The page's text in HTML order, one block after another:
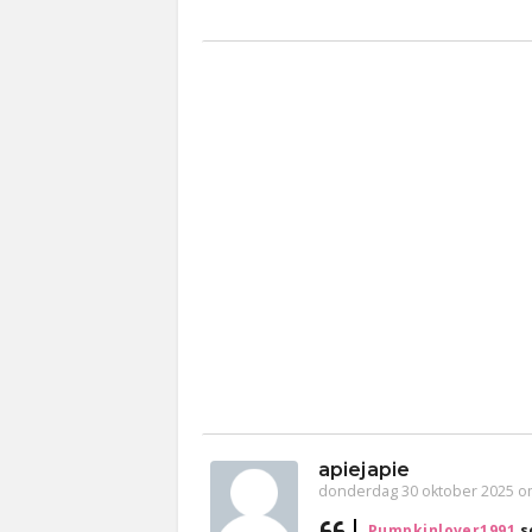
apiejapie
donderdag 30 oktober 2025